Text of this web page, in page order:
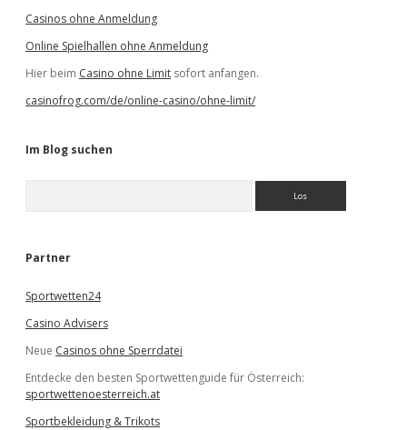
Casinos ohne Anmeldung
Online Spielhallen ohne Anmeldung
Hier beim Casino ohne Limit sofort anfangen.
casinofrog.com/de/online-casino/ohne-limit/
Im Blog suchen
e
Partner
Sportwetten24
Casino Advisers
Neue Casinos ohne Sperrdatei
Entdecke den besten Sportwettenguide für Österreich:
sportwettenoesterreich.at
Sportbekleidung & Trikots